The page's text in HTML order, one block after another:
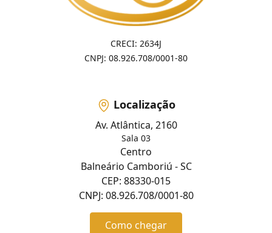
CRECI: 2634J
CNPJ: 08.926.708/0001-80
Localização
Av. Atlântica, 2160
Sala 03
Centro
Balneário Camboriú - SC
CEP: 88330-015
CNPJ: 08.926.708/0001-80
Como chegar